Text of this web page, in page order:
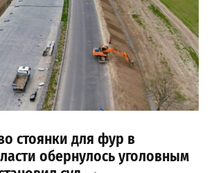
стоянки для фур в
обернулось уголовным